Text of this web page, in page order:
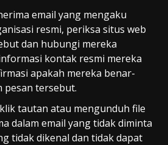
email yang mengaku
resmi, periksa situs web
dan hubungi mereka
kontak resmi mereka
apakah mereka benar-
pesan tersebut.
tautan atau mengunduh file
dalam email yang tidak diminta
tidak dikenal dan tidak dapat